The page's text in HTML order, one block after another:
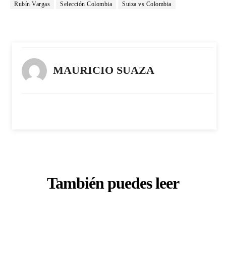
Rubín Vargas
Selección Colombia Suiza vs Colombia
MAURICIO SUAZA
También puedes leer